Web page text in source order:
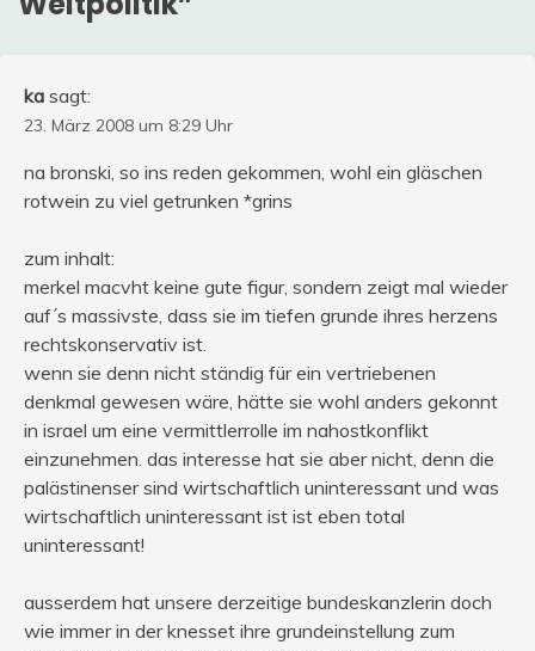
ka sagt:
23. März 2008 um 8:29 Uhr
na bronski, so ins reden gekommen, wohl ein gläschen
rotwein zu viel getrunken *grins
zum inhalt:
merkel macvht keine gute figur, sondern zeigt mal wieder
auf´s massivste, dass sie im tiefen grunde ihres herzens
rechtskonservativ ist.
wenn sie denn nicht ständig für ein vertriebenen
denkmal gewesen wäre, hätte sie wohl anders gekonnt
in israel um eine vermittlerrolle im nahostkonflikt
einzunehmen. das interesse hat sie aber nicht, denn die
palästinenser sind wirtschaftlich uninteressant und was
wirtschaftlich uninteressant ist ist eben total
uninteressant!
ausserdem hat unsere derzeitige bundeskanzlerin doch
wie immer in der knesset ihre grundeinstellung zum